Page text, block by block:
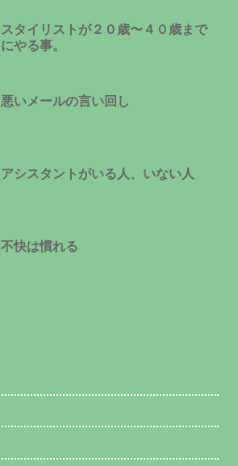
スタイリストが２０歳〜４０歳まで
にやる事。
悪いメールの言い回し
アシスタントがいる人、いない人
不快は慣れる